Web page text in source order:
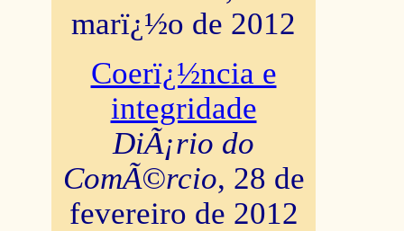
marï¿½o de 2012
Coerï¿½ncia e
integridade
DiÃ¡rio do
ComÃ©rcio, 28 de
fevereiro de 2012